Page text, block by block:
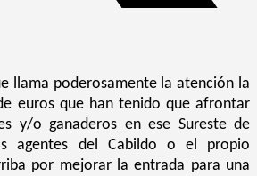
llama poderosamente la atención la
euros que han tenido que afrontar
y/o ganaderos en ese Sureste de
agentes del Cabildo o el propio
por mejorar la entrada para una